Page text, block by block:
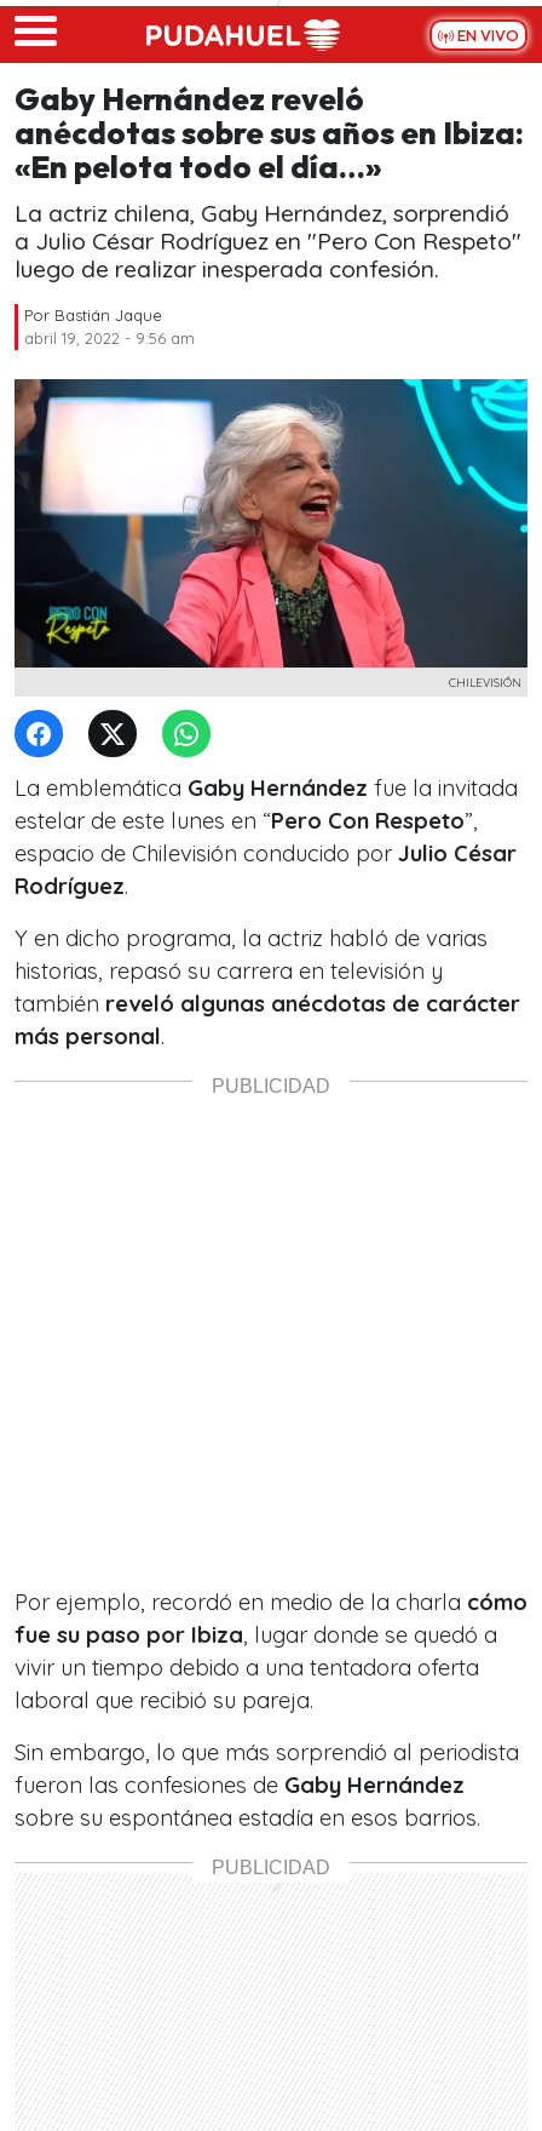
Skip to main content
EN VIVO
Gaby Hernández reveló
anécdotas sobre sus años en Ibiza:
«En pelota todo el día…»
La actriz chilena, Gaby Hernández, sorprendió
a Julio César Rodríguez en "Pero Con Respeto"
luego de realizar inesperada confesión.
Por Bastián Jaque
abril 19, 2022 - 9:56 am
CHILEVISIÓN
La emblemática Gaby Hernández fue la invitada
estelar de este lunes en “Pero Con Respeto”,
espacio de Chilevisión conducido por Julio César
Rodríguez.
Y en dicho programa, la actriz habló de varias
historias, repasó su carrera en televisión y
también reveló algunas anécdotas de carácter
más personal.
Por ejemplo, recordó en medio de la charla cómo
fue su paso por Ibiza, lugar donde se quedó a
vivir un tiempo debido a una tentadora oferta
laboral que recibió su pareja.
Sin embargo, lo que más sorprendió al periodista
fueron las confesiones de Gaby Hernández
sobre su espontánea estadía en esos barrios.